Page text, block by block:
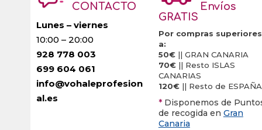
CONTACTO
Lunes – viernes
10:00 – 20:00
928 778 003
699 604 061
info@vohaleprofesion
al.es
Envíos
GRATIS
Por compras superiores
a:
50€|| GRAN CANARIA
70€|| Resto ISLAS
CANARIAS
120€|| Resto de ESPAÑA
* Disponemos de
de recogida en Gran
Canaria